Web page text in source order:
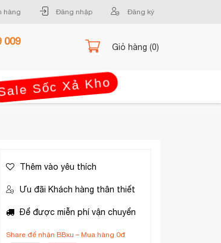
hàng Đăng nhập Đăng ký
009 Giỏ hàng (0)
Sốc Xả Kho
Thêm vào yêu thích
Ưu đãi Khách hàng thân thiết
Để được miễn phí vận chuyển
Share để nhận BBxu – Mua hàng 0đ